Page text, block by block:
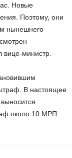
Новые
Поэтому, они
нынешнего
вице-министр.
В настоящее
около 10 МРП.